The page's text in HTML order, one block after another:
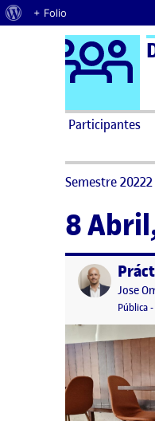
Acerca de WordPress
+ Folio
Saltar al contenido
Participantes
Semestre
8
Publicado por
Jose
Pública-